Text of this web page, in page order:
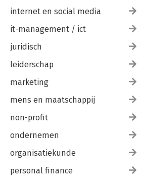
internet en social media
it-management / ict
juridisch
leiderschap
marketing
mens en maatschappij
non-profit
ondernemen
organisatiekunde
personal finance